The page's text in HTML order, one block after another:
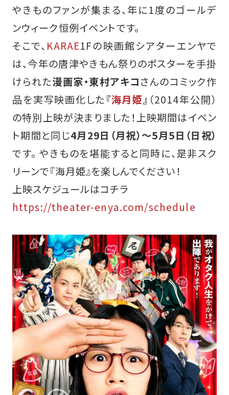
やきものファンが集まる、年に1度のゴールデ
ンウィーク恒例イベントです。
そこで、 KARAE1Fの映画館シアターエンヤで
は、今年の唐津やきもん祭りのポスターを手掛
けられた漫画家・東村アキコさんのコミック作
品を実写映画化した『海月姫』 （2014年公開）
の特別上映が決まりました！上映期間はイベン
ト期間と同じ4月29日（月祝）～5月5日（日祝）
です。 やきものを堪能すると同時に、是非スク
リーンで『海月姫』を楽しんでください！
上映スケジュールはコチラ
https://theater-enya.com/schedule